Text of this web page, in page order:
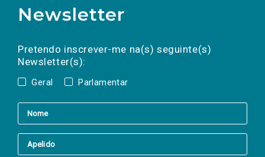
Newsletter
Pretendo inscrever-me na(s) seguinte(s)
Newsletter(s):
Geral Parlamentar
a(s) newsletter(s).
mail